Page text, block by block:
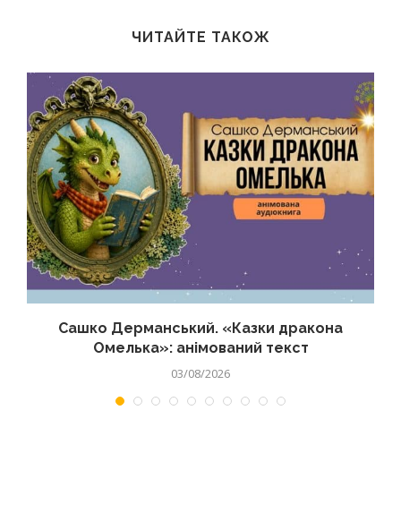
ЧИТАЙТЕ ТАКОЖ
Сашко Дерманський. «Казки дракона
Омелька»: анімований текст
03/08/2026